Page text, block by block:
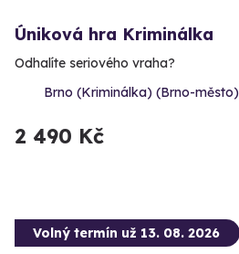
Úniková hra Kriminálka
Odhalíte seriového vraha?
Brno (Kriminálka) (Brno-město)
2 490 Kč
Volný termín už 13. 08. 2026